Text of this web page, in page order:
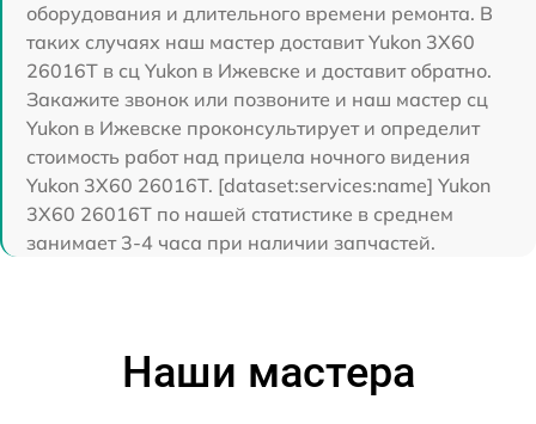
оборудования и длительного времени ремонта. В
таких случаях наш мастер доставит Yukon 3Х60
26016Т в сц Yukon в Ижевске и доставит обратно.
Закажите звонок или позвоните и наш мастер сц
Yukon в Ижевске проконсультирует и определит
стоимость работ над прицела ночного видения
Yukon 3Х60 26016Т. [dataset:services:name] Yukon
3Х60 26016Т по нашей статистике в среднем
занимает 3-4 часа при наличии запчастей.
Наши мастера